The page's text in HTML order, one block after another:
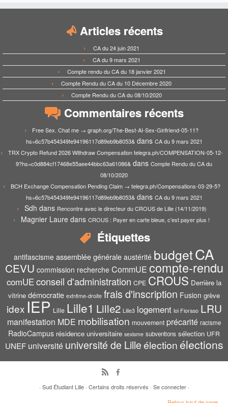
Articles récents
CA du 24 juin 2021
CA du 9 mars 2021
Compte rendu du CA du 18 janvier 2021
Compte Rendu du CA du 10 Décembre 2020
Compte Rendu du CA du 08/10/2020
Commentaires récents
Free Sex. Chat me → graph.org/The-Best-AI-Sex-Girlfriend-05-11?
hs=6c57b454349fe94196117d89eb9b8053&dans CA du 9 mars 2021
TRX Crypto Refund 2026 Withdraw Compensation telegra.ph/COMPENSATION-05-12-
9?hs=c0d884cf17468e55aee44bbc63a61086& dans Compte Rendu du CA du
08/10/2020
BCH Exchange Compensation Pending Claim → telegra.ph/Compensations-03-29-5?
hs=6c57b454349fe94196117d89eb9b8053&dans CA du 9 mars 2021
Sdh dans Rencontre avec le directeur du CROUS de Lille (14/11/2019)
Magnier Laure dans CROUS : Payer en carte bleue, c’est payer plus !
Étiquettes
antifascisme assemblée générale austérité budgetCA
CEVU commission recherche CommUE compte-rendu
comUEconseil d'administration CPE CROUS Derrière la
vitrine démocratie extrême-droite frais d'inscription Fusion grève
idex IEP Lille Lille1 Lille2 Lille3 logement loi Fioraso LRU
manifestation MDE mobilisation mouvement précarité racisme
RadioCampus résidence universitaire sexisme subventions sélection UFR
UNEF université université de Lilleélection élections
· Sud Étudiant Lille· Certains droits réservés · Se connecter·